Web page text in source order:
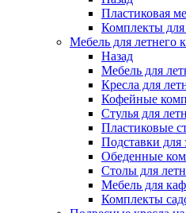
Пластиковая
Комплекты
Мебель для летнего
Назад
Мебель для
Кресла для
Кофейные
Стулья для
Пластиковые
Подставки для
Обеденные
Столы для
Мебель для
Комплекты